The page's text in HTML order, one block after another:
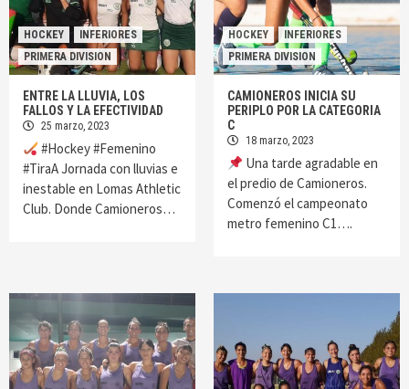
HOCKEY
INFERIORES
PRIMERA DIVISION
ENTRE LA LLUVIA, LOS
FALLOS Y LA EFECTIVIDAD
25 marzo, 2023
#Hockey #Femenino
#TiraA Jornada con lluvias e
inestable en Lomas Athletic
Club. Donde Camioneros…
HOCKEY
INFERIORES
PRIMERA DIVISION
CAMIONEROS INICIA SU
PERIPLO POR LA CATEGORIA
C
18 marzo, 2023
Una tarde agradable en
el predio de Camioneros.
Comenzó el campeonato
metro femenino C1….